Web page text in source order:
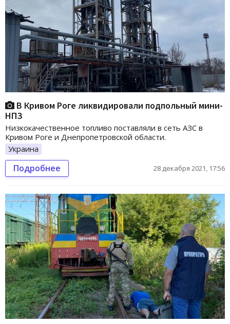
В Кривом Роге ликвидировали подпольный мини-
НПЗ
Низкокачественное топливо поставляли в сеть АЗС в
Кривом Роге и Днепропетровской области.
Украина
Подробнее 28 декабря 2021, 17:56